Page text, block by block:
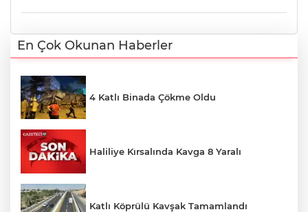
En Çok Okunan Haberler
4 Katlı Binada Çökme Oldu
Haliliye Kırsalında Kavga 8 Yaralı
Katlı Köprülü Kavşak Tamamlandı